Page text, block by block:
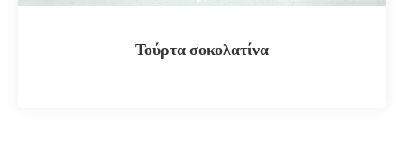
Τούρτα σοκολατίνα